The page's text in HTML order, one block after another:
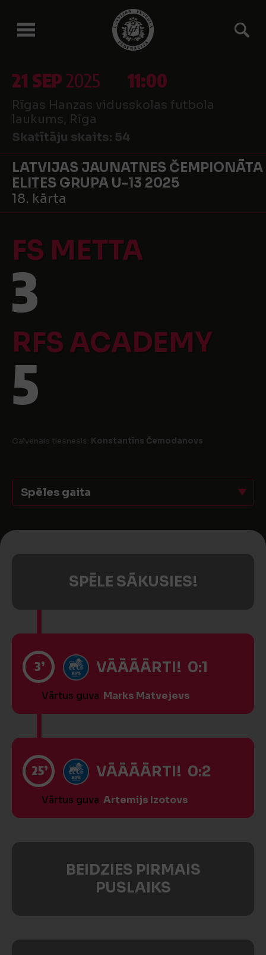
21 SEP2025 11:00
Rīgas Hanzas vidusskolas futbola
laukums, Rīga
Skatītāju skaits: 54
LATVIJAS JAUNATNES ČEMPIONĀTA
ELITES GRUPA U-13 2025
18. kārta
FS METTA
3
RFS ACADEMY
5
Galvenais tiesnesis: Konstantīns Čemodanovs
Spēles gaita
SPĒLE SĀKUSIES!
3’ VĀĀĀĀRTI! 0:1
Vārtus guva Marks Matvejevs
25’ VĀĀĀĀRTI! 0:2
Vārtus guva Artemijs Izotovs
BEIDZIES PIRMAIS
PUSLAIKS